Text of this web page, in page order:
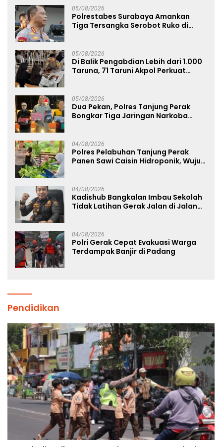
05/08/2026
Polrestabes Surabaya Amankan
Tiga Tersangka Serobot Ruko di
05/08/2026
Di Balik Pengabdian Lebih dari 1.000
Taruna, 71 Taruni Akpol Perkuat
05/08/2026
Dua Pekan, Polres Tanjung Perak
Bongkar Tiga Jaringan Narkoba
04/08/2026
Polres Pelabuhan Tanjung Perak
Panen Sawi Caisin Hidroponik, Wujud
04/08/2026
Kadishub Bangkalan Imbau Sekolah
Tidak Latihan Gerak Jalan di Jalan
04/08/2026
Polri Gerak Cepat Evakuasi Warga
Terdampak Banjir di Padang
Pendidikan